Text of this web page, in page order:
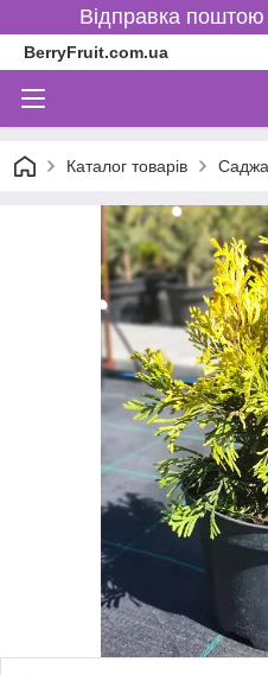
Відправка
BerryFruit.com.ua
Каталог товарів